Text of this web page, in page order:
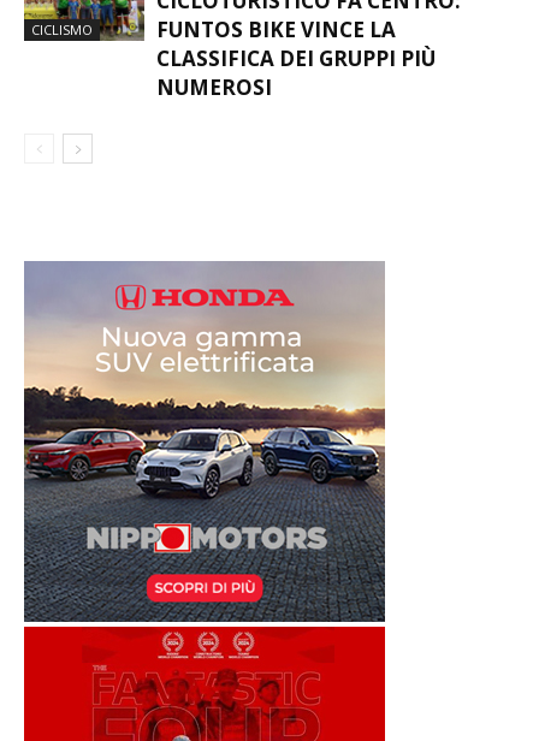
ORINO, IL RADUNO
CICLOTURISTICO FA CENTRO: